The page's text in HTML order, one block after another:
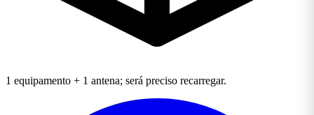
1 equipamento + 1 antena; será preciso recarregar.